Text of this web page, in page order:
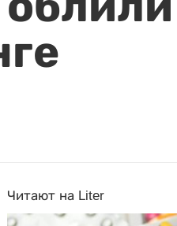
Читают на Liter